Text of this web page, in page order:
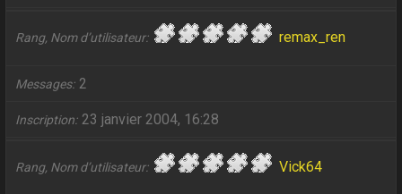
Rang, Nom d’utilisateur remax_ren
Messages 2
Inscription 23 janvier 2004, 16:28
Rang, Nom d’utilisateur Vick64